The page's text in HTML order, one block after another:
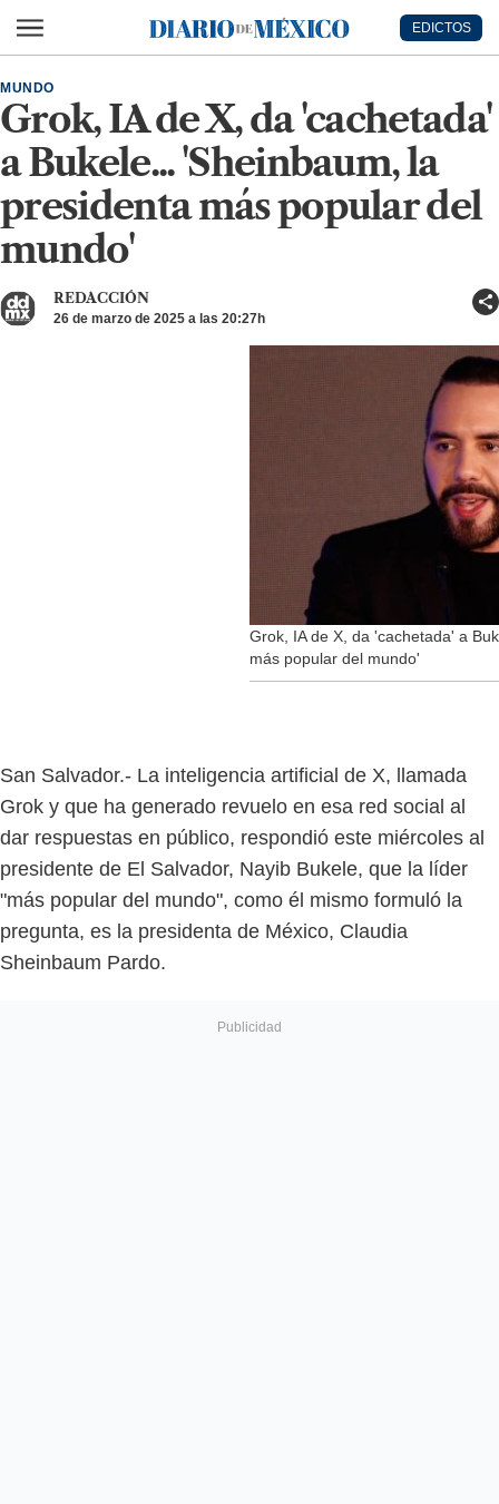
Diario de México
EDICTOS
Grok, IA de X, da 'cachetada'
a Bukele... 'Sheinbaum, la
presidenta más popular del
mundo'
MUNDO
REDACCIÓN
26 de marzo de 2025 a las 20:27h
Grok, IA de X, da 'cachetada' a
más popular del mundo'
San Salvador.- La inteligencia artificial de X, llamada
Grok y que ha generado revuelo en esa red social al
dar respuestas en público, respondió este miércoles al
presidente de El Salvador, Nayib Bukele, que la líder
"más popular del mundo", como él mismo formuló la
pregunta, es la presidenta de México, Claudia
Sheinbaum Pardo.